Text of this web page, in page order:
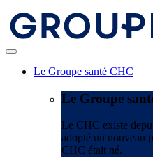
Le Groupe santé CHC
Le Groupe
Le CHC existe
adopté un nouveau
CHC était né.